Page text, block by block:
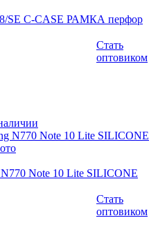
8/SE C-CASE РАМКА перфор
Стать
оптовиком
N770 Note 10 Lite SILICONE
Стать
оптовиком